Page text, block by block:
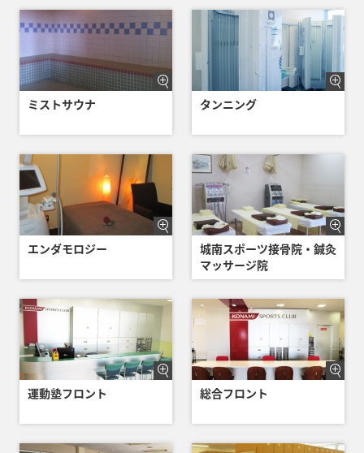
ミストサウナ タンニング
エンダモロジー
城南スポーツ接骨院・鍼灸
マッサージ院
運動塾フロント 総合フロント